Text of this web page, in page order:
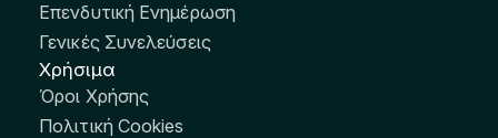
Επενδυτική Ενημέρωση
Γενικές Συνελεύσεις
Χρήσιμα
Όροι Χρήσης
Πολιτική Cookies